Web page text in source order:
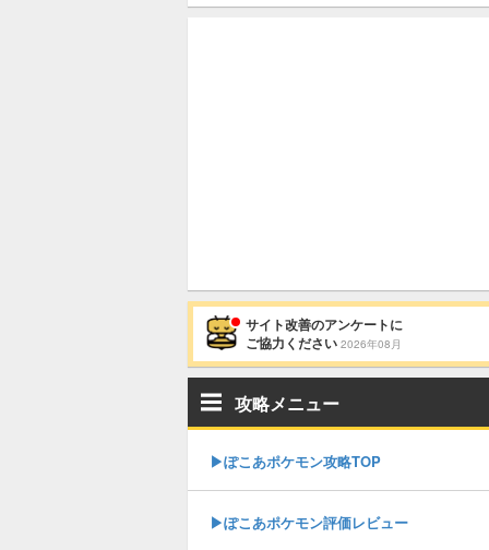
サイト改善のアンケートに
ご協力ください 2026年08月
攻略メニュー
▶︎ぽこあポケモン攻略TOP
▶︎ぽこあポケモン評価レビュー